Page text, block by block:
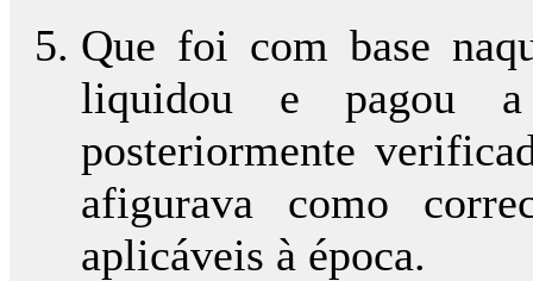
Que foi com base
liquidou e pagou a
posteriormente
afigurava como
aplicáveis à época.